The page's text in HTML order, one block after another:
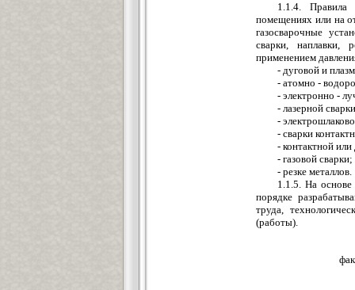
1.1.4. Правила
помещениях или на
газосварочные
сварки, наплавки,
применением
- дуговой и
- атомно -
- электронно -
- лазерной
-
- сварки
- контактной
- газовой сварки;
- резке металлов.
1.1.5. На основе
порядке
труда,
(работы).